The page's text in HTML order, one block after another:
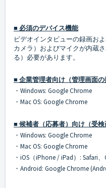
■ 必須のデバイス機能
ビデオインタビューの録画お
カメラ）およびマイクが内蔵
る）必要があります。
■ 企業管理者向け（管理画面の
・Windows: Google Chrome
・Mac OS: Google Chrome
■ 候補者（応募者）向け（受検
・Windows: Google Chrome
・Mac OS: Google Chrome
・iOS（iPhone / iPad）: Safari
・Android: Google Chrome